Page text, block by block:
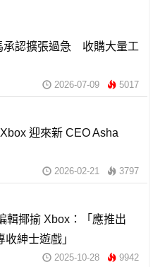
承認擴張過急 收購大量工
2026-07-09 5017
迎來新 CEO Asha
2026-02-21 3797
輯揶揄 Xbox：「應推出
紳士遊戲」
2025-10-28 9942